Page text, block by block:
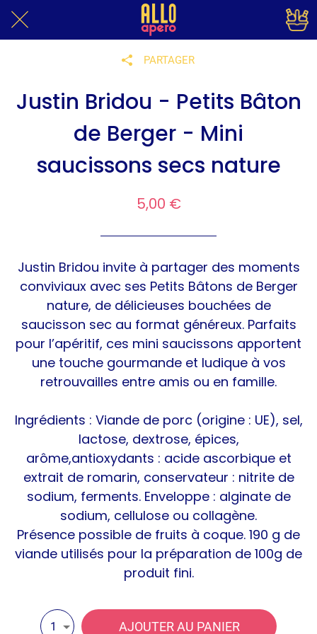
PARTAGER
Justin Bridou - Petits Bâton
de Berger - Mini
saucissons secs nature
5,00 €
Justin Bridou invite à partager des moments
conviviaux avec ses Petits Bâtons de Berger
nature, de délicieuses bouchées de
saucisson sec au format généreux. Parfaits
pour l’apéritif, ces mini saucissons apportent
une touche gourmande et ludique à vos
retrouvailles entre amis ou en famille.
Ingrédients : Viande de porc (origine : UE), sel,
lactose, dextrose, épices,
arôme,antioxydants : acide ascorbique et
extrait de romarin, conservateur : nitrite de
sodium, ferments. Enveloppe : alginate de
sodium, cellulose ou collagène.
Présence possible de fruits à coque. 190 g de
viande utilisés pour la préparation de 100g de
produit fini.
1 AJOUTER AU PANIER